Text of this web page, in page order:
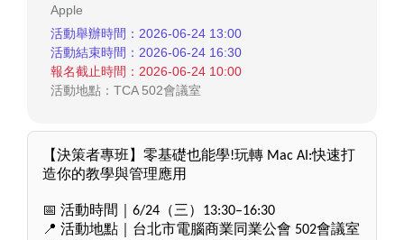
Apple
活動舉辦時間：2026-06-24 13:00
活動結束時間：2026-06-24 16:30
報名截止時間：2026-06-24 10:00
活動地點：TCA 502會議室
【決策者專班】零基礎也能學!玩轉 Mac AI:快速打
造你的教學與管理應用
📅 活動時間｜6/24（三）13:30–16:30
📍 活動地點｜台北市電腦商業同業公會 502會議室